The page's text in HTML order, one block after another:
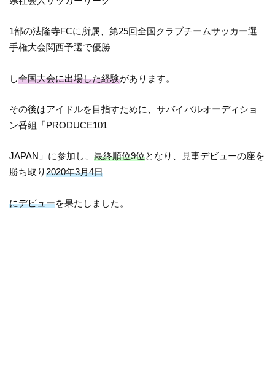
1部の法隆寺FCに所属、第25回全国クラブチームサッカー選
手権大会関西予選で優勝
し全国大会に出場した経験があります。
その後はアイドルを目指すために、サバイバルオーディショ
ン番組「PRODUCE101
JAPAN」に参加し、最終順位9位となり、見事デビューの座を
勝ち取り2020年3月4日
にデビューを果たしました。